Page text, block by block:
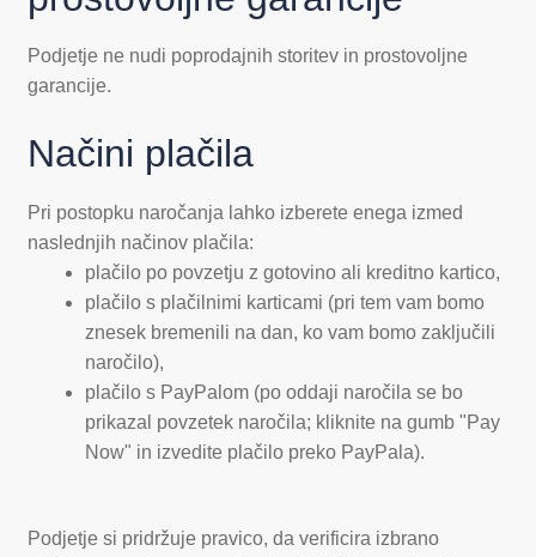
Podjetje ne nudi poprodajnih storitev in prostovoljne
garancije.
Načini plačila
Pri postopku naročanja lahko izberete enega izmed
naslednjih načinov plačila:
plačilo po povzetju z gotovino ali kreditno kartico,
plačilo s plačilnimi karticami (pri tem vam bomo
znesek bremenili na dan, ko vam bomo zaključili
naročilo),
plačilo s PayPalom (po oddaji naročila se bo
prikazal povzetek naročila; kliknite na gumb "Pay
Now" in izvedite plačilo preko PayPala).
Podjetje si pridržuje pravico, da verificira izbrano